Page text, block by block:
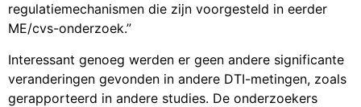
regulatiemechanismen die zijn voorgesteld in eerder
ME/cvs-onderzoek.”
Interessant genoeg werden er geen andere significante
veranderingen gevonden in andere DTI-metingen, zoals
gerapporteerd in andere studies. De onderzoekers